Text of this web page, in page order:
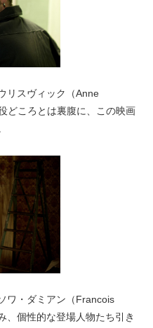
リスヴィック（Anne
どころとは裏腹に、この映画
ワ・ダミアン（Francois
、個性的な登場人物たち引き